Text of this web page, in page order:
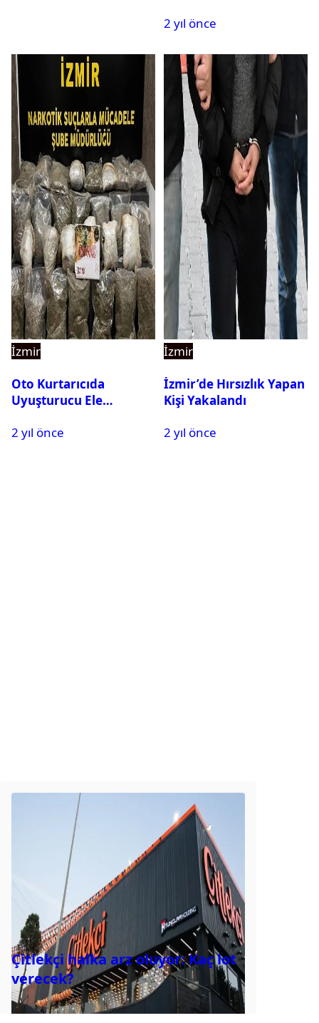
Yaralandı
2 yıl önce
İzmir
Oto Kurtarıcıda
Uyuşturucu Ele
Tutuklandı
2 yıl önce
İzmir
İzmir’de Hırsızlık Yapan
Kişi Yakalandı
2 yıl önce
Çitlekçi halka arz oluyor: Kaç lot
verecek?